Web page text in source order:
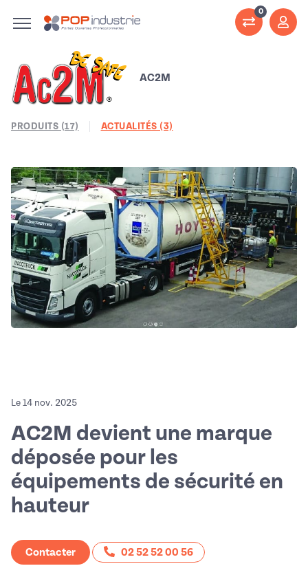
0
AC2M
PRODUITS (17) ACTUALITÉS (3)
Le 14 nov. 2025
AC2M devient une marque
déposée pour les
équipements de sécurité en
hauteur
Contacter
02 52 52 00 56